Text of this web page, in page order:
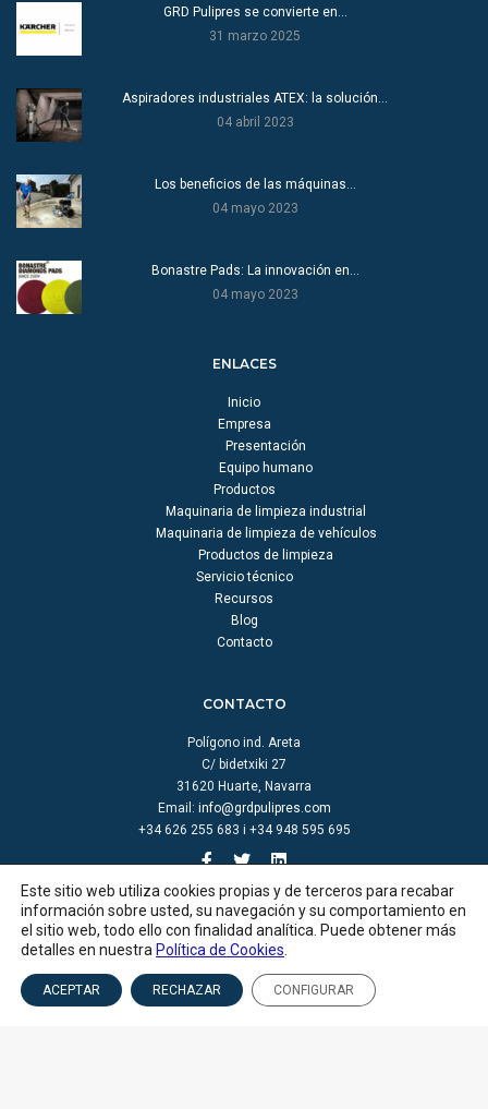
GRD Pulipres se convierte en…
31 marzo 2025
Aspiradores industriales ATEX: la solución…
04 abril 2023
Los beneficios de las máquinas…
04 mayo 2023
Bonastre Pads: La innovación en…
04 mayo 2023
ENLACES
Inicio
Empresa
Presentación
Equipo humano
Productos
Maquinaria de limpieza industrial
Maquinaria de limpieza de vehículos
Productos de limpieza
Servicio técnico
Recursos
Blog
Contacto
CONTACTO
Polígono ind. Areta
C/ bidetxiki 27
31620 Huarte, Navarra
Email: info@grdpulipres.com
+34 626 255 683 i +34 948 595 695
© GRD pulipres |Aviso legal|Política de cookies
Créditos
Este sitio web utiliza cookies propias y de terceros para recabar
información sobre usted, su navegación y su comportamiento en
el sitio web, todo ello con finalidad analítica. Puede obtener más
detalles en nuestra Política de Cookies
ACEPTAR RECHAZAR CONFIGURAR